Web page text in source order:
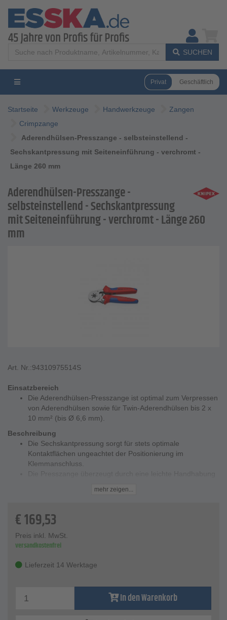
SUCHEN
Privat Geschäftlich
Startseite Werkzeuge Handwerkzeuge
Zangen
Crimpzange
Aderendhülsen-Presszange - selbsteinstellend -
Sechskantpressung mit Seiteneinführung - verchromt -
Länge 260 mm
Aderendhülsen-Presszange -
selbsteinstellend - Sechskantpressung
mit Seiteneinführung - verchromt - Länge 260
mm
Art. Nr.:94310975514S
Einsatzbereich
Die Aderendhülsen-Presszange ist optimal zum Verpressen
von Aderendhülsen sowie für Twin-Aderendhülsen bis 2 x
10 mm² (bis Ø 6,6 mm).
Beschreibung
Die Sechskantpressung sorgt für stets optimale
Kontaktflächen ungeachtet der Positionierung im
Klemmanschluss.
Durch die Hebelübersetzung erfolgt eine Kraftverstärkung.
Aderendhülsen-Presszange eine geringere Griffweite und
eine verbesserte Ergonomie.
Der Kopf ist brüniert, die Griffe sind mit zweifarbigen
Mehrkomponenten-Griffhüllen ausgestattet.
Technische Daten
Ausführung - Sechskantpressung mit Seiteneinführung,
Kapazität Quadratmillimeter - 0,08 bis 10 mm²
Abmessungen (L x B X H) - 260 x 84 x 26 mm
mehr zeigen...
€169,53
Preis inkl. MwSt.
versandkostenfrei
Lieferzeit 14 Werktage
In den Warenkorb